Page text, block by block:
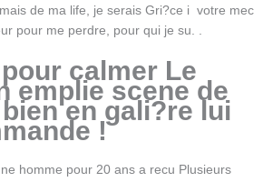
de ma life, je serais Gri?ce i votre mec
pour me perdre, pour qui je su. .
calmer Le
emplie scene de
en gali?re lui
!
homme pour 20 ans a recu Plusieurs